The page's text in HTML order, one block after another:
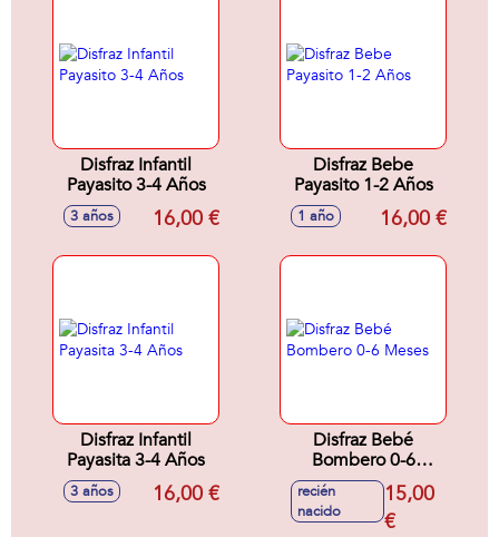
Disfraz Infantil
Payasito 3-4 Años
3 años 16,00 €
Disfraz Bebe
Payasito 1-2 Años
1 año 16,00 €
Disfraz Infantil
Payasita 3-4 Años
3 años 16,00 €
Disfraz Bebé
Bombero 0-6
Meses
recién
nacido
15,00
€